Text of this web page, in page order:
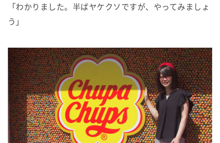
「わかりました。半ばヤケクソですが、やってみましょ
う」